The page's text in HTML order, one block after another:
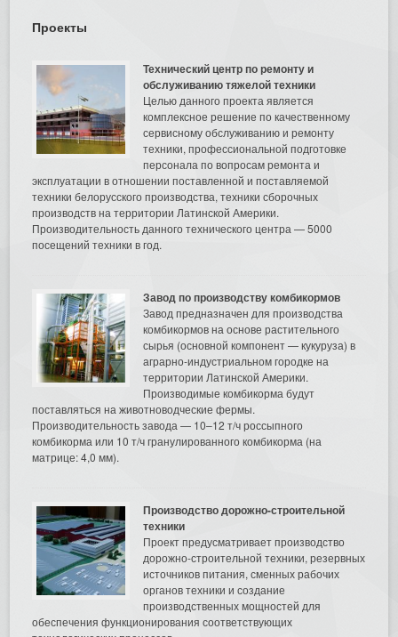
Проекты
Технический центр по ремонту и
обслуживанию тяжелой техники
Целью данного проекта является
комплексное решение по качественному
сервисному обслуживанию и ремонту
техники, профессиональной подготовке
персонала по вопросам ремонта и
эксплуатации в отношении поставленной и поставляемой
техники белорусского производства, техники сборочных
производств на территории Латинской Америки.
Производительность данного технического центра — 5000
посещений техники в год.
Завод по производству комбикормов
Завод предназначен для производства
комбикормов на основе растительного
сырья (основной компонент — кукуруза) в
аграрно-индустриальном городке на
территории Латинской Америки.
Производимые комбикорма будут
поставляться на животноводческие фермы.
Производительность завода — 10–12 т/ч россыпного
комбикорма или 10 т/ч гранулированного комбикорма (на
матрице: 4,0 мм).
Производство дорожно-строительной
техники
Проект предусматривает производство
дорожно-строительной техники, резервных
источников питания, сменных рабочих
органов техники и создание
производственных мощностей для
обеспечения функционирования соответствующих